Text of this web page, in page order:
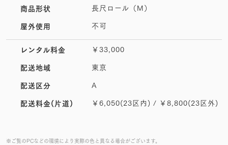
※ご覧のPCなどの環境により実際の色と異なる場合がございます。
商品形状 長尺ロール（M）
屋外使用 不可
レンタル料金 ￥33,000
配送地域 東京
配送区分 A
配送料金(片道) ￥6,050(23区内) / ￥8,800(23区外)